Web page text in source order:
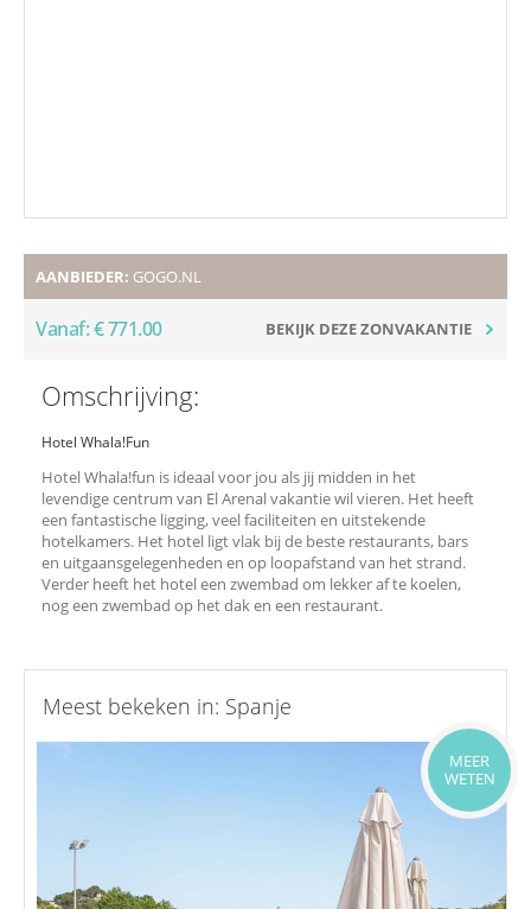
AANBIEDER: GOGO.NL
Vanaf: € 771.00 BEKIJK DEZE ZONVAKANTIE
Omschrijving:
Hotel Whala!Fun
Hotel Whala!fun is ideaal voor jou als jij midden in het
levendige centrum van El Arenal vakantie wil vieren. Het heeft
een fantastische ligging, veel faciliteiten en uitstekende
hotelkamers. Het hotel ligt vlak bij de beste restaurants, bars
en uitgaansgelegenheden en op loopafstand van het strand.
Verder heeft het hotel een zwembad om lekker af te koelen,
nog een zwembad op het dak en een restaurant.
Meest bekeken in: Spanje
MEER
WETEN